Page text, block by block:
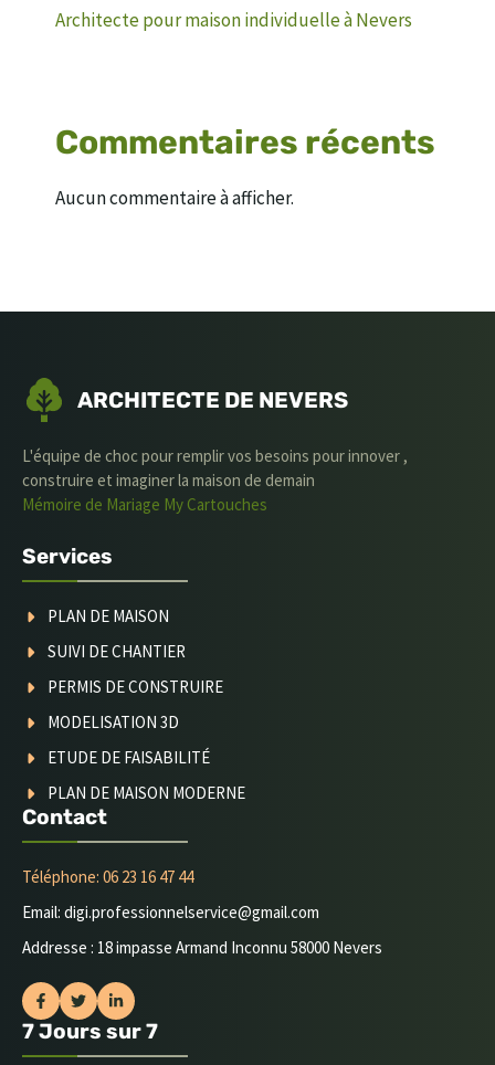
Architecte pour maison individuelle à Nevers
Commentaires récents
Aucun commentaire à afficher.
ARCHITECTE DE NEVERS
L'équipe de choc pour remplir vos besoins pour innover ,
construire et imaginer la maison de demain
Mémoire de Mariage My Cartouches
Services
PLAN DE MAISON
SUIVI DE CHANTIER
PERMIS DE CONSTRUIRE
MODELISATION 3D
ETUDE DE FAISABILITÉ
PLAN DE MAISON MODERNE
Contact
Téléphone: 06 23 16 47 44
Email: digi.professionnelservice@gmail.com
Addresse : 18 impasse Armand Inconnu 58000 Nevers
7 Jours sur 7